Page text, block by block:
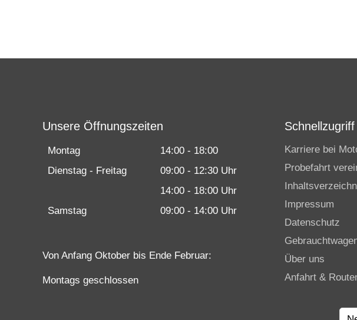
Unsere Öffnungszeiten
Montag
14:00 - 18:00
Dienstag - Freitag
09:00 - 12:30 Uhr
14:00 - 18:00 Uhr
Samstag
09:00 - 14:00 Uhr
Von Anfang Oktober bis Ende Februar:
Montags geschlossen
Schnellzugriff
Karriere bei
Probefahrt
Impressum
Datenschutz
Über uns
Anfahrt &